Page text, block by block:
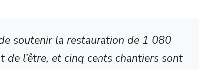
soutenir la restauration de 1 080
l’être, et cinq cents chantiers sont